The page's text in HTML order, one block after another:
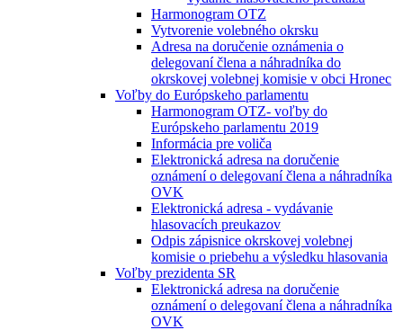
Harmonogram OTZ
Vytvorenie volebného okrsku
Adresa na doručenie oznámenia o
delegovaní člena a náhradníka do
okrskovej volebnej komisie v obci Hronec
Voľby do Európskeho parlamentu
Harmonogram OTZ- voľby do
Európskeho parlamentu 2019
Informácia pre voliča
Elektronická adresa na doručenie
oznámení o delegovaní člena a náhradníka
OVK
Elektronická adresa - vydávanie
hlasovacích preukazov
Odpis zápisnice okrskovej volebnej
komisie o priebehu a výsledku hlasovania
Voľby prezidenta SR
Elektronická adresa na doručenie
oznámení o delegovaní člena a náhradníka
OVK